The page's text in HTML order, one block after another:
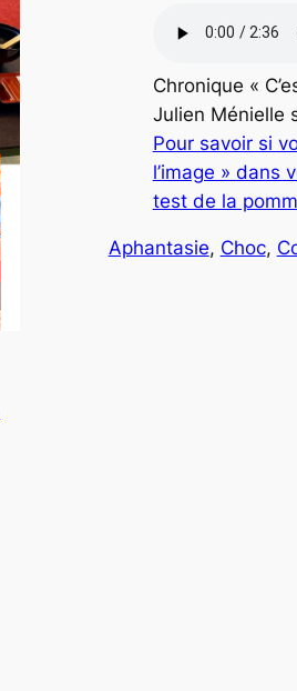
Chronique «
Julien Ménielle
Pour savoir si
l’image » dans
test de la
Aphantasie, Choc,